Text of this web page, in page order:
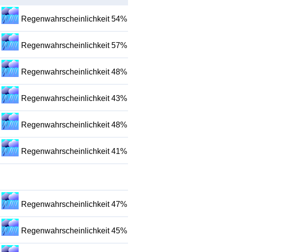
Regenwahrscheinlichkeit 54%
Regenwahrscheinlichkeit 57%
Regenwahrscheinlichkeit 48%
Regenwahrscheinlichkeit 43%
Regenwahrscheinlichkeit 48%
Regenwahrscheinlichkeit 41%
Regenwahrscheinlichkeit 47%
Regenwahrscheinlichkeit 45%